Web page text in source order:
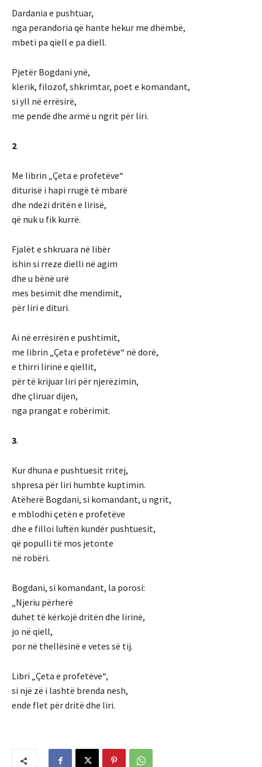
Dardania e pushtuar,
nga perandoria që hante hekur me dhëmbë,
mbeti pa qiell e pa diell.
Pjetër Bogdani ynë,
klerik, filozof, shkrimtar, poet e komandant,
si yll në errësirë,
me pendë dhe armë u ngrit për liri.
2.
Me librin „Çeta e profetëve“
diturisë i hapi rrugë të mbarë
dhe ndezi dritën e lirisë,
që nuk u fik kurrë.
Fjalët e shkruara në libër
ishin si rreze dielli në agim
dhe u bënë urë
mes besimit dhe mendimit,
për liri e dituri.
Ai në errësirën e pushtimit,
me librin „Çeta e profetëve“ në dorë,
e thirri lirinë e qiellit,
për të krijuar liri për njerëzimin,
dhe çliruar dijen,
nga prangat e robërimit.
3.
Kur dhuna e pushtuesit rritej,
shpresa për liri humbte kuptimin.
Atëherë Bogdani, si komandant, u ngrit,
e mblodhi çetën e profetëve
dhe e filloi luftën kundër pushtuesit,
që populli të mos jetonte
në robëri.
Bogdani, si komandant, la porosi:
„Njeriu përherë
duhet të kërkojë dritën dhe lirinë,
jo në qiell,
por në thellësinë e vetes së tij.
Libri „Çeta e profetëve“,
si një zë i lashtë brenda nesh,
ende flet për dritë dhe liri.